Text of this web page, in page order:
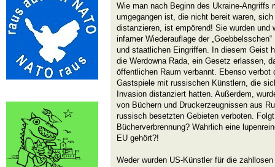
Wie man nach Beginn des Ukraine-Angriffs
umgegangen ist, die nicht bereit waren,
distanzieren, ist empörend! Sie wurden und
infamer Wiederauflage der
und staatlichen Eingriffen. In diesem Geist
die Werdowna Rada, ein Gesetz erlassen,
öffentlichen Raum verbannt. Ebenso verbot
Gastspiele mit russischen Künstlern, die
Invasion distanziert hatten. Außerdem,
von Büchern und Druckerzeugnissen aus
russisch besetzten Gebieten verboten.
Bücherverbrennung? Wahrlich eine
EU gehört?!
Weder wurden US-Künstler für die